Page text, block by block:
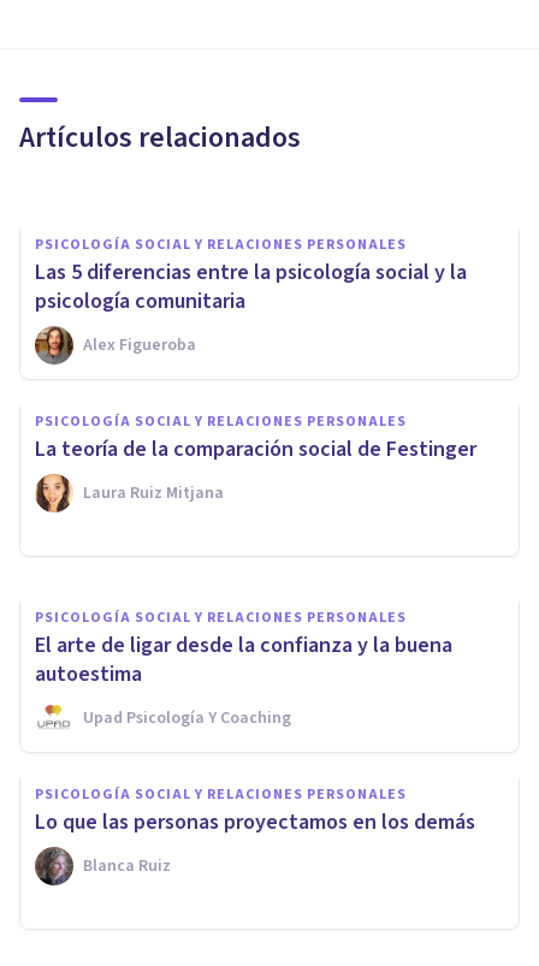
Artículos relacionados
cómo aparece este favoritismo
PSICOLOGÍA SOCIAL Y RELACIONES PERSONALES
Las 5 diferencias entre la psicología social y la
psicología comunitaria
Alex Figueroba
PSICOLOGÍA SOCIAL Y RELACIONES PERSONALES
La teoría de la comparación social de Festinger
Laura Ruiz Mitjana
PSICOLOGÍA SOCIAL Y RELACIONES PERSONALES
La Teoría de la Identidad
Social: características y
postulados
PSICOLOGÍA SOCIAL Y RELACIONES PERSONALES
El arte de ligar desde la confianza y la buena
autoestima
Upad Psicología Y Coaching
PSICOLOGÍA SOCIAL Y RELACIONES PERSONALES
Lo que las personas proyectamos en los demás
Blanca Ruiz